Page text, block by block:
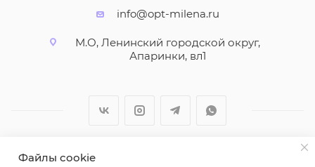
info@opt-milena.ru
М.О, Ленинский городской округ,
Апаринки, вл1
2026 © ООО "Вайт Текстиль групп"
Файлы cookie